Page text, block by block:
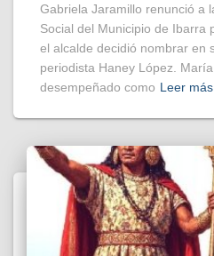
Gabriela Jaramillo renunció a
Social del Municipio de Ibarra
el alcalde decidió nombrar en
periodista Haney López.
desempeñado como Leer más